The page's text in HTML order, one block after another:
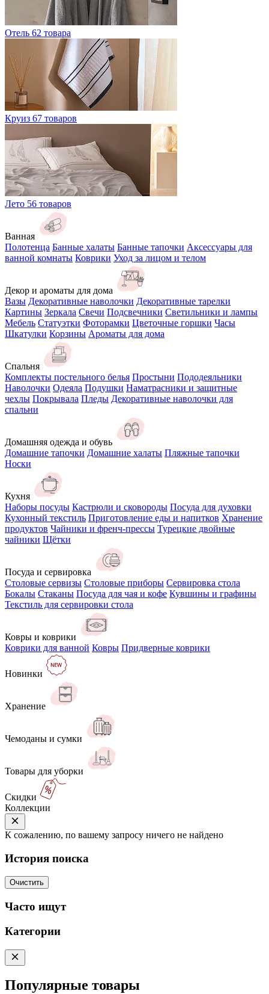
Отель 62 товара
Круиз 67 товаров
Лето 56 товаров
Ванная
Полотенца Банные халаты Банные тапочки Аксессуары для
ванной комнаты Коврики Уход за лицом и телом
Декор и ароматы для дома
Вазы Декоративные наволочки Декоративные тарелки
Картины Зеркала Свечи Подсвечники Светильники и лампы
Мебель Статуэтки Фоторамки Цветочные горшки Часы
Шкатулки Корзины Ароматы для дома
Спальня
Комплекты постельного белья Простыни Пододеяльники
Наволочки Одеяла Подушки Наматрасники и защитные
чехлы Покрывала Пледы Декоративные наволочки для
спальни
Домашняя одежда и обувь
Домашние тапочки Домашние халаты Пляжные тапочки
Носки
Кухня
Наборы посуды Кастрюли и сковороды Посуда для духовки
Кухонный текстиль Приготовление еды и напитков Хранение
продуктов Чайники и френч-прессы Турецкие двойные
чайники Щётки
Посуда и сервировка
Столовые сервизы Столовые приборы Сервировка стола
Бокалы Стаканы Посуда для чая и кофе Кувшины и графины
Текстиль для сервировки стола
Ковры и коврики
Коврики для ванной Ковры Придверные коврики
Новинки
Хранение
Чемоданы и сумки
Товары для уборки
Скидки
Коллекции
К сожалению, по вашему запросу ничего не найдено
История поиска
Очистить
Часто ищут
Категории
Популярные товары